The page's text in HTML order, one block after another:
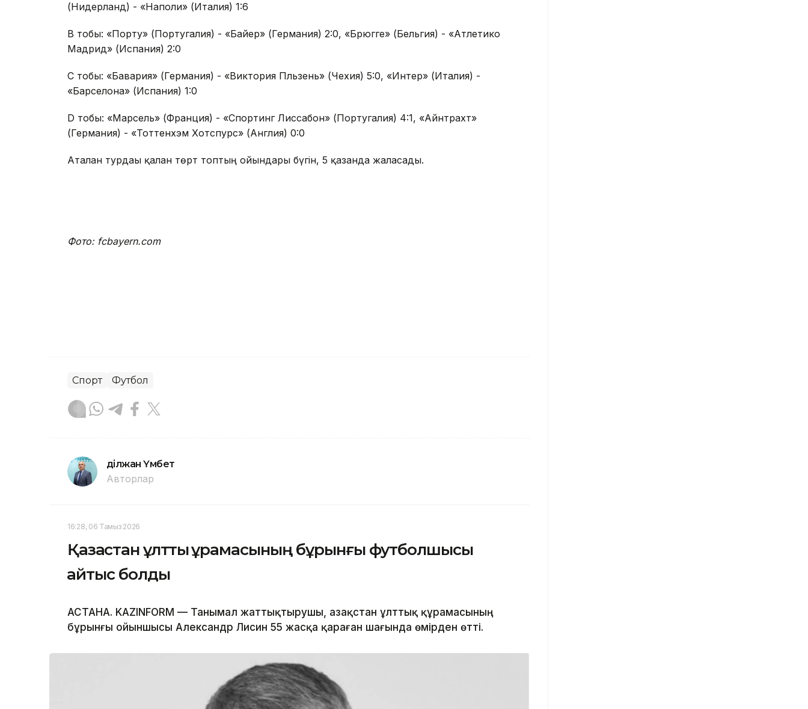
(Нидерланд) - «Наполи» (Италия) 1:6
В тобы: «Порту» (Португалия) - «Байер» (Германия) 2:0, «Брюгге» (Бельгия) - «Атлетико
Мадрид» (Испания) 2:0
С тобы: «Бавария» (Германия) - «Виктория Пльзень» (Чехия) 5:0, «Интер» (Италия) -
«Барселона» (Испания) 1:0
D тобы: «Марсель» (Франция) - «Спортинг Лиссабон» (Португалия) 4:1, «Айнтрахт»
(Германия) - «Тоттенхэм Хотспурс» (Англия) 0:0
Аталған турдағы қалған төрт топтың ойындары бүгін, 5 қазанда жалғасады.
Фото: fcbayern.com
Спорт Футбол
Әділжан Үмбет
Авторлар
16:28, 06 Тамыз 2026
Қазақстан ұлттық құрамасының бұрынғы футболшысы
қайтыс болды
АСТАНА. KAZINFORM — Танымал жаттықтырушы, Қазақстан ұлттық құрамасының
бұрынғы ойыншысы Александр Лисин 55 жасқа қараған шағында өмірден өтті.